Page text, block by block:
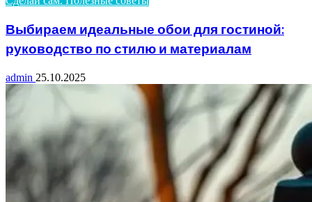
Выбираем идеальные обои для гостиной:
руководство по стилю и материалам
admin 25.10.2025